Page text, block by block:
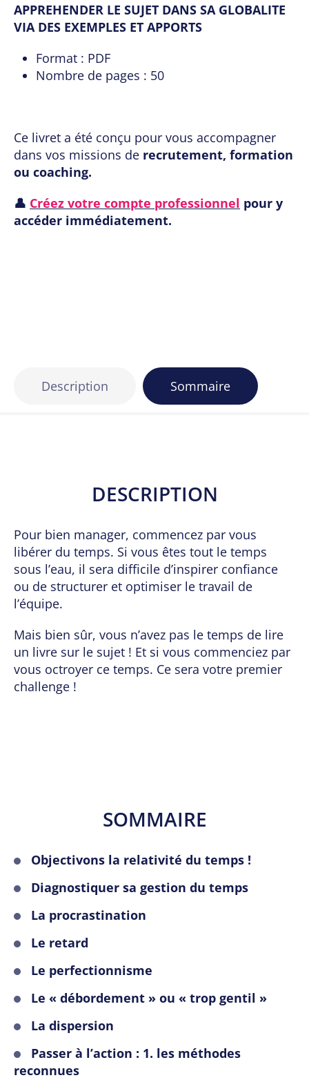
APPREHENDER LE SUJET DANS SA GLOBALITE
VIA DES EXEMPLES ET APPORTS
Format : PDF
Nombre de pages : 50
Ce livret a été conçu pour vous accompagner
dans vos missions de recrutement, formation
ou coaching.
👤 Créez votre compte professionnel pour y
accéder immédiatement.
Description Sommaire
DESCRIPTION
Pour bien manager, commencez par vous
libérer du temps. Si vous êtes tout le temps
sous l’eau, il sera difficile d’inspirer confiance
ou de structurer et optimiser le travail de
l’équipe.
Mais bien sûr, vous n’avez pas le temps de lire
un livre sur le sujet ! Et si vous commenciez par
vous octroyer ce temps. Ce sera votre premier
challenge !
SOMMAIRE
Objectivons la relativité du temps !
Diagnostiquer sa gestion du temps
La procrastination
Le retard
Le perfectionnisme
Le « débordement » ou « trop gentil »
La dispersion
Passer à l’action : 1. les méthodes
reconnues